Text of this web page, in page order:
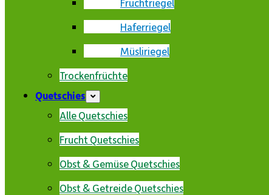
Haferriegel
Müsliriegel
Trockenfrüchte
Quetschies
Alle Quetschies
Frucht Quetschies
Obst & Gemüse Quetschies
Obst & Getreide Quetschies